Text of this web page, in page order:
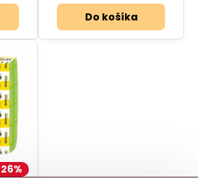
Do košíka
26%